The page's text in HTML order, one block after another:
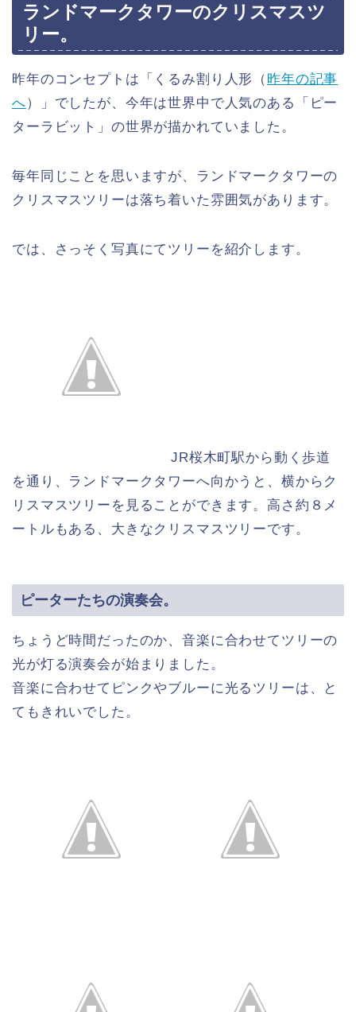
ランドマークタワーのクリスマスツ
リー。
昨年のコンセプトは「くるみ割り人形（ 昨年の記事
へ）」でしたが、今年は世界中で人気のある「ピー
ターラビット」の世界が描かれていました。
毎年同じことを思いますが、ランドマークタワーの
クリスマスツリーは落ち着いた雰囲気があります。
では、さっそく写真にてツリーを紹介します。
JR桜木町駅から動く歩道
を通り、ランドマークタワーへ向かうと、横からク
リスマスツリーを見ることができます。高さ約８メ
ートルもある、大きなクリスマスツリーです。
ピーターたちの演奏会。
ちょうど時間だったのか、音楽に合わせてツリーの
光が灯る演奏会が始まりました。
音楽に合わせてピンクやブルーに光るツリーは、と
てもきれいでした。